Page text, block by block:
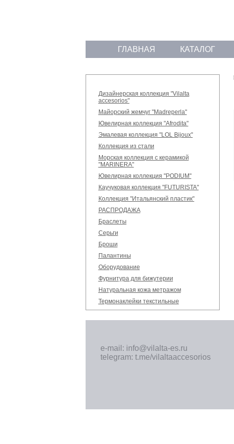
ГЛАВНАЯ КАТАЛОГ
Дизайнерская коллекция "Vilalta
accesorios"
Майорский жемчуг "Madreperla"
Ювелирная коллекция "Afrodita"
Эмалевая коллекция "LOL Bijoux"
Коллекция из стали
Морская коллекция с керамикой
"MARINERA"
Ювелирная коллекция "PODIUM"
Каучуковая коллекция "FUTURISTA"
Коллекция "Итальянский пластик"
РАСПРОДАЖА
Браслеты
Серьги
Броши
Палантины
Оборудование
Фурнитура для бижутерии
Натуральная кожа метражом
Термонаклейки текстильные
e-mail: info@vilalta-es.ru
telegram: t.me/vilaltaaccesorios